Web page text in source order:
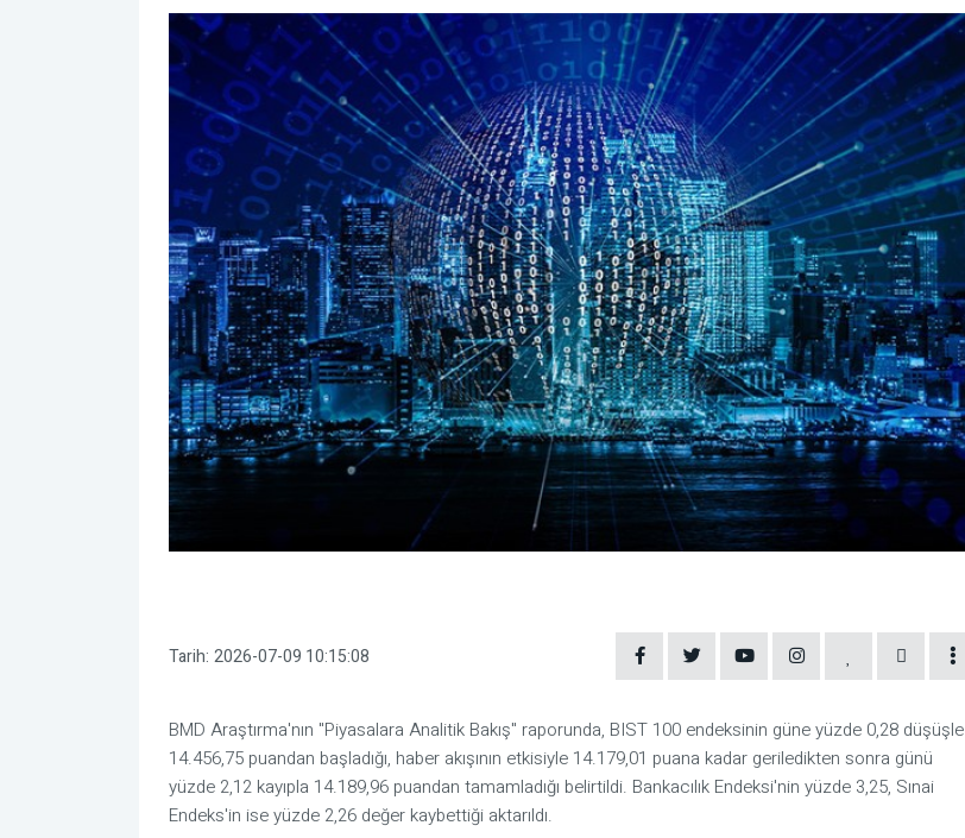
Tarih: 2026-07-09 10:15:08
BMD Araştırma'nın "Piyasalara Analitik Bakış" raporunda, BIST 100 endeksinin güne yüzde 0,28 düşüşle
14.456,75 puandan başladığı, haber akışının etkisiyle 14.179,01 puana kadar geriledikten sonra günü
yüzde 2,12 kayıpla 14.189,96 puandan tamamladığı belirtildi. Bankacılık Endeksi'nin yüzde 3,25, Sınai
Endeks'in ise yüzde 2,26 değer kaybettiği aktarıldı.